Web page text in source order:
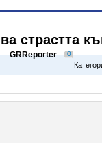
страстта
GRReporter 0